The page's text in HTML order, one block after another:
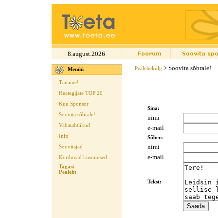
8.august.2026
Menüü
Täname!
Heategijate TOP 20
Kuu Sponsor
Soovita sõbrale!
Vabatahtlikud
Info
Soovitajad
Korduvad küsimused
Tagasi
Pealeht
Pealehekülg > Soovita sõbrale!
Sina:
nimi
e-mail
Sõber:
nimi
e-mail
Tekst: